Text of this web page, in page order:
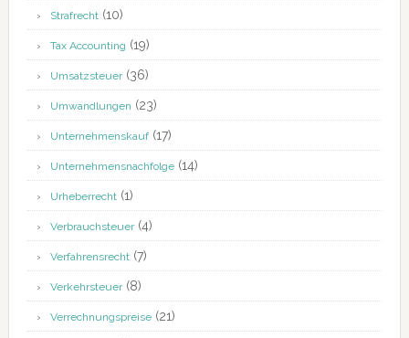
Strafrecht(10)
Tax Accounting (19)
Umsatzsteuer(36)
Umwandlungen (23)
Unternehmenskauf(17)
Unternehmensnachfolge(14)
Urheberrecht(1)
Verbrauchsteuer(4)
Verfahrensrecht(7)
Verkehrsteuer(8)
Verrechnungspreise(21)